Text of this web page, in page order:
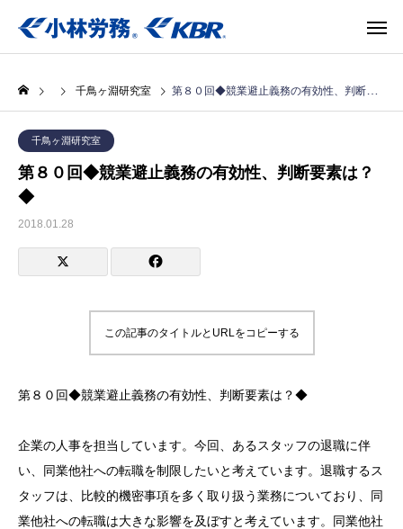
千鳥ヶ淵研究室 第８０回◆競業避止義務の有効性、判断要素は？◆
千鳥ヶ淵研究室
第８０回◆競業避止義務の有効性、判断要素は？
◆
2018.01.28
この記事のタイトルとURLをコピーする
第８０回◆競業避止義務の有効性、判断要素は？◆
企業の人事を担当しています。今回、あるスタッフの退職に伴
い、同業他社への転職を制限したいと考えています。退職するス
タッフは、比較的機密事項を多く取り扱う業務についており、同
業他社への転職は大きな影響を及ぼすと考えています。同業他社